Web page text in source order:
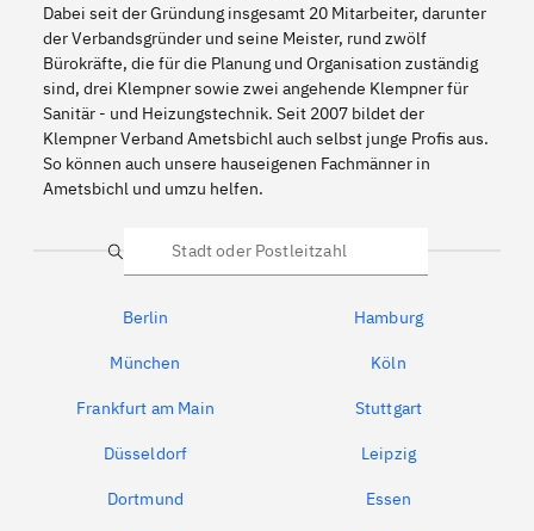
Dabei seit der Gründung insgesamt 20 Mitarbeiter, darunter
der Verbandsgründer und seine Meister, rund zwölf
Bürokräfte, die für die Planung und Organisation zuständig
sind, drei Klempner sowie zwei angehende Klempner für
Sanitär - und Heizungstechnik. Seit 2007 bildet der
Klempner Verband Ametsbichl auch selbst junge Profis aus.
So können auch unsere hauseigenen Fachmänner in
Ametsbichl und umzu helfen.
Suche
Berlin Hamburg
München Köln
Frankfurt am Main Stuttgart
Düsseldorf Leipzig
Dortmund Essen